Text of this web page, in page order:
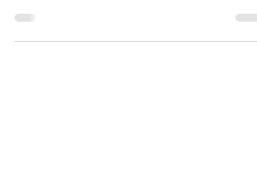
200 g Masło 125 g Żółtka 4 Białka 2 Cukier
3/4 szklanki...